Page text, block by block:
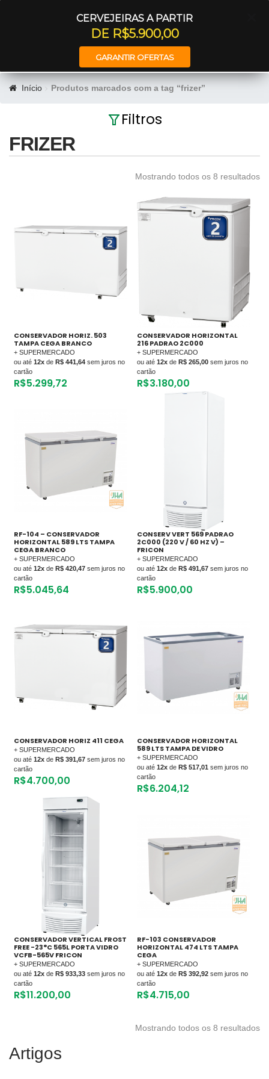
CERVEJEIRAS A PARTIR
DE R$5.900,00
GARANTIR OFERTAS
Início Produtos marcados com a tag “frizer”
Filtros
FRIZER
Mostrando todos os 8 resultados
CONSERVADOR HORIZ. 503
TAMPA CEGA BRANCO
+ SUPERMERCADO
ou até 12x de R$ 441,64 sem juros no
cartão
R$5.299,72
CONSERVADOR HORIZONTAL
216 PADRAO 2C000
+ SUPERMERCADO
ou até 12xde R$ 265,00sem juros no
cartão
R$3.180,00
RF-104 – CONSERVADOR
HORIZONTAL 589 LTS TAMPA
CEGA BRANCO
+ SUPERMERCADO
ou até 12x de R$ 420,47 sem juros no
cartão
R$5.045,64
CONSERV VERT 569 PADRAO
2C000 (220 V / 60 HZ V) –
FRICON
+ SUPERMERCADO
ou até 12xde R$ 491,67sem juros no
cartão
R$5.900,00
CONSERVADOR HORIZ 411 CEGA
+ SUPERMERCADO
ou até 12x de R$ 391,67 sem juros no
cartão
R$4.700,00
CONSERVADOR HORIZONTAL
589 LTS TAMPA DE VIDRO
+ SUPERMERCADO
ou até 12xde R$ 517,01 sem juros no
cartão
R$6.204,12
CONSERVADOR VERTICAL FROST
FREE -23°C 565L PORTA VIDRO
VCFB-565V FRICON
+ SUPERMERCADO
ou até 12x de R$ 933,33 sem juros no
cartão
R$11.200,00
RF-103 CONSERVADOR
HORIZONTAL 474 LTS TAMPA
CEGA
+ SUPERMERCADO
ou até 12xde R$ 392,92sem juros no
cartão
R$4.715,00
Mostrando todos os 8 resultados
Artigos